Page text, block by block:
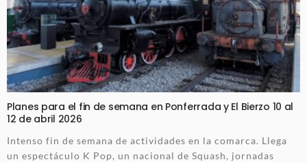
Planes para el fin de semana en Ponferrada y El Bierzo 10 al
12 de abril 2026
Intenso fin de semana de actividades en la comarca. Llega
un espectáculo K Pop, un nacional de Squash, jornadas